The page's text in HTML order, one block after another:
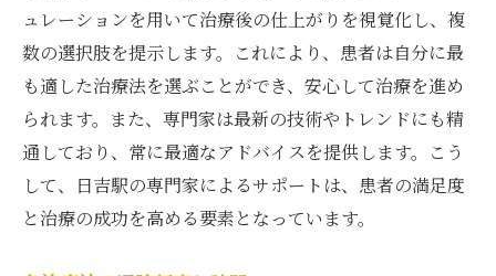
ュレーションを用いて治療後の仕上がりを視覚化し、複
数の選択肢を提示します。これにより、患者は自分に最
も適した治療法を選ぶことができ、安心して治療を進め
られます。また、専門家は最新の技術やトレンドにも精
通しており、常に最適なアドバイスを提供します。こう
して、日吉駅の専門家によるサポートは、患者の満足度
と治療の成功を高める要素となっています。